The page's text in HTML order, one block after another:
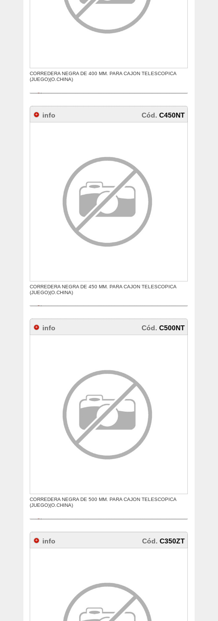
CORREDERA NEGRA DE 400 MM. PARA CAJON TELESCOPICA
(JUEGO)(O.CHINA)
info Cód.C450NT
CORREDERA NEGRA DE 450 MM. PARA CAJON TELESCOPICA
(JUEGO)(O.CHINA)
info Cód.C500NT
CORREDERA NEGRA DE 500 MM. PARA CAJON TELESCOPICA
(JUEGO)(O.CHINA)
info Cód.C350ZT